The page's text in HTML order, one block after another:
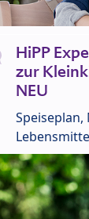
HiPP
zur
NEU